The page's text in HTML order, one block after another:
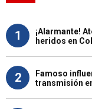
1
¡Alarmante!
heridos en
2
Famoso
transmisión